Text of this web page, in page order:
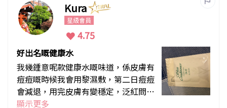
Kura
星級會員
4.75
好出名嘅健康水
我幾鍾意呢款健康水嘅味道，係皮膚有
痘痘嘅時候我會用黎濕敷，第二日痘痘
會減退，用完皮膚有變穩定，泛紅問題
都有改善，水嘅質地好流質，係乳白色
顯示更多